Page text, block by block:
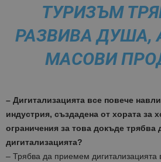
ТУРИЗЪМ
РАЗВИВА ДУША,
МАСОВИ
– Дигитализацията все повече
индустрия, създадена от хората за
ограничения за това докъде трябва
дигитализацията?
– Трябва да приемем дигитализацията